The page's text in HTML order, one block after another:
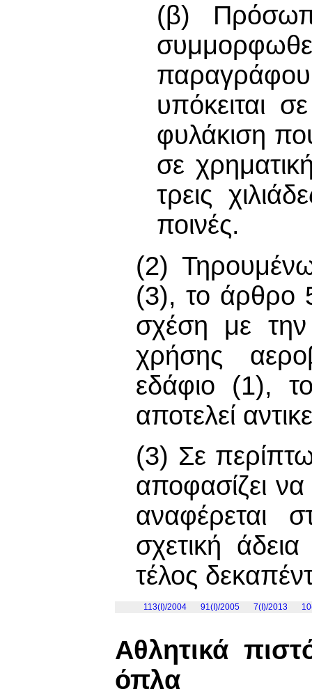
(β)
παραγράφου
υπόκειται
φυλάκιση
σε
τρεις
ποινές.
(2)
(3), το άρθρο
σχέση με
χρήσης
εδάφιο (1),
αποτελεί
(3) Σε
αποφασίζει
αναφέρεται
σχετική
τέλος
113(I)/2004 91(I)/2005 7(Ι)/2013
Αθλητικά
όπλα